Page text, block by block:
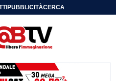
PUBBLICITÀCERCA